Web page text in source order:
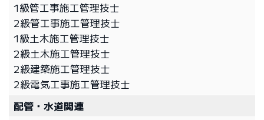
1級管工事施工管理技士
2級管工事施工管理技士
1級土木施工管理技士
2級土木施工管理技士
2級建築施工管理技士
2級電気工事施工管理技士
配管・水道関連